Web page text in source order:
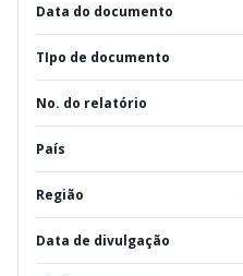
Data do documento
TIpo de documento
No. do relatório
País
Região
Data de divulgação